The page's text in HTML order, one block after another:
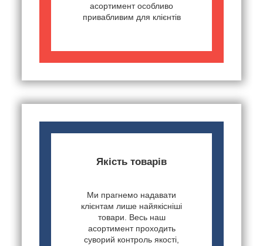
асортимент особливо
привабливим для клієнтів
Якість товарів
Ми прагнемо надавати
клієнтам лише найякісніші
товари. Весь наш
асортимент проходить
суворий контроль якості,